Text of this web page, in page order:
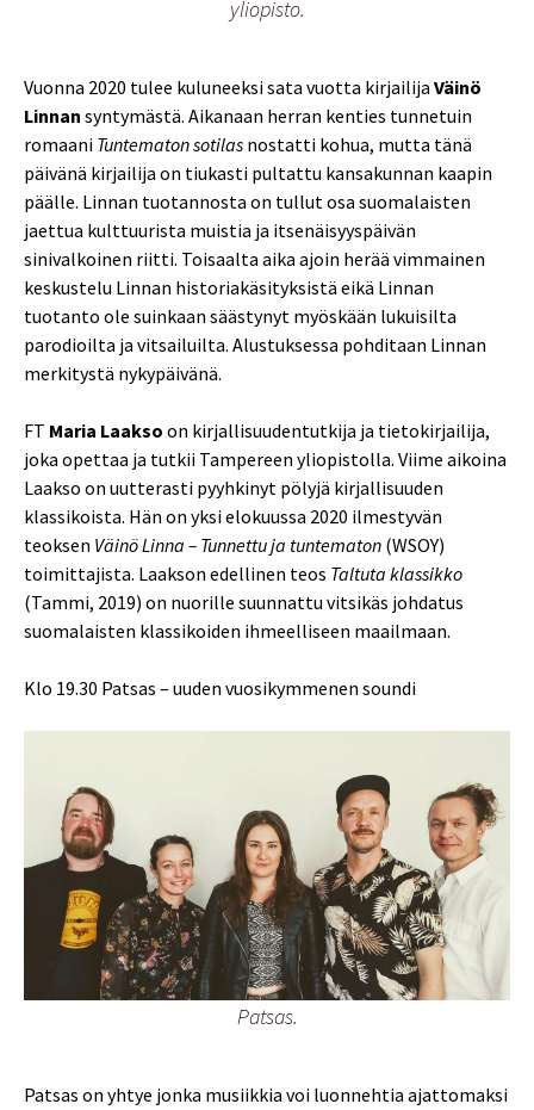
yliopisto.
Vuonna 2020 tulee kuluneeksi sata vuotta kirjailija Väinö
Linnan syntymästä. Aikanaan herran kenties tunnetuin
romaani Tuntematon sotilas nostatti kohua, mutta tänä
päivänä kirjailija on tiukasti pultattu kansakunnan kaapin
päälle. Linnan tuotannosta on tullut osa suomalaisten
jaettua kulttuurista muistia ja itsenäisyyspäivän
sinivalkoinen riitti. Toisaalta aika ajoin herää vimmainen
keskustelu Linnan historiakäsityksistä eikä Linnan
tuotanto ole suinkaan säästynyt myöskään lukuisilta
parodioilta ja vitsailuilta. Alustuksessa pohditaan Linnan
merkitystä nykypäivänä.
FT Maria Laakso on kirjallisuudentutkija ja tietokirjailija,
joka opettaa ja tutkii Tampereen yliopistolla. Viime aikoina
Laakso on uutterasti pyyhkinyt pölyjä kirjallisuuden
klassikoista. Hän on yksi elokuussa 2020 ilmestyvän
teoksen Väinö Linna – Tunnettu ja tuntematon (WSOY)
toimittajista. Laakson edellinen teos Taltuta klassikko
(Tammi, 2019) on nuorille suunnattu vitsikäs johdatus
suomalaisten klassikoiden ihmeelliseen maailmaan.
Klo 19.30 Patsas – uuden vuosikymmenen soundi
Patsas.
Patsas on yhtye jonka musiikkia voi luonnehtia ajattomaksi